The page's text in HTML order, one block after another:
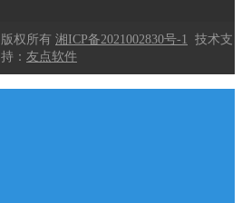
版权所有 湘ICP备2021002830号-1 技术支
持： 友点软件